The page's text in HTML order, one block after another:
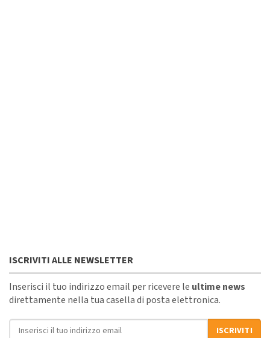
ISCRIVITI ALLE NEWSLETTER
Inserisci il tuo indirizzo email per ricevere le ultime news
direttamente nella tua casella di posta elettronica.
Indirizzo email
ISCRIVITI